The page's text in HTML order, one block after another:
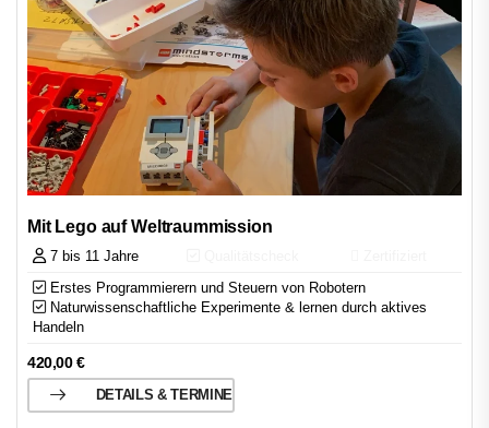
Mit Lego auf Weltraummission
7 bis 11 Jahre
Erstes Programmierern und Steuern von Robotern
Naturwissenschaftliche Experimente & lernen durch aktives
Handeln
420,00€
DETAILS & TERMINE